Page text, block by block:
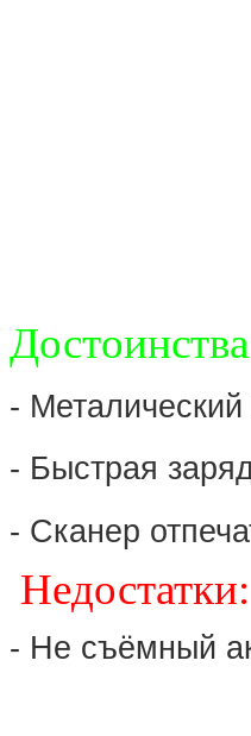
-
- Быстрая
- Сканер
Недостатки:
- Не съёмный